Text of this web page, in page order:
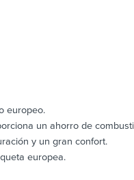
europeo.
un ahorro de
y un gran confort.
europea.